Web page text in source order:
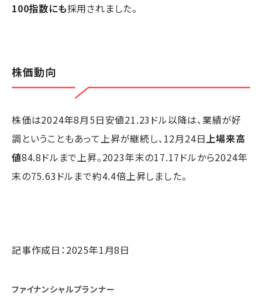
100指数にも採用されました。
株価動向
株価は2024年8月5日安値21.23ドル以降は、業績が好
調ということもあって上昇が継続し、12月24日上場来高
値84.8ドルまで上昇。2023年末の17.17ドルから2024年
末の75.63ドルまで約4.4倍上昇しました。
記事作成日：2025年1月8日
ファイナンシャルプランナー